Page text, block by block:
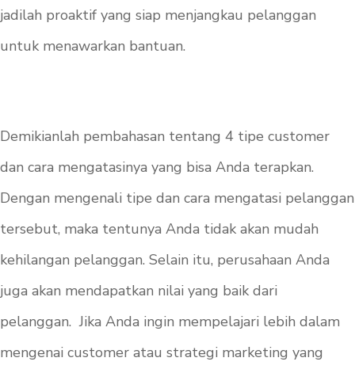
jadilah proaktif yang siap menjangkau pelanggan
untuk menawarkan bantuan.
Demikianlah pembahasan tentang 4 tipe customer
dan cara mengatasinya yang bisa Anda terapkan.
Dengan mengenali tipe dan cara mengatasi pelanggan
tersebut, maka tentunya Anda tidak akan mudah
kehilangan pelanggan. Selain itu, perusahaan Anda
juga akan mendapatkan nilai yang baik dari
pelanggan. Jika Anda ingin mempelajari lebih dalam
mengenai customer atau strategi marketing yang